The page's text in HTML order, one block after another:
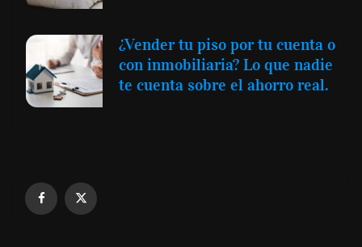
¿Vender tu piso por tu cuenta o
con inmobiliaria? Lo que nadie
te cuenta sobre el ahorro real.